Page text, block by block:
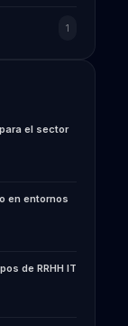
1
el sector
en entornos
de RRHH IT